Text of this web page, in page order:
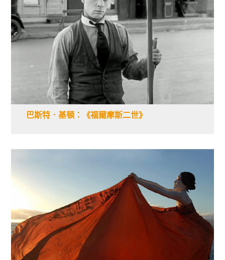
巴斯特．基頓：《福爾摩斯二世》